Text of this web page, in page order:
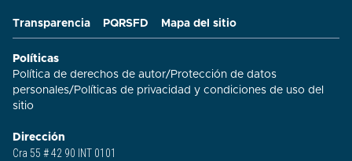
Transparencia PQRSFD Mapa del sitio
Políticas
Política de derechos de autor/Protección de datos
personales/Políticas de privacidad y condiciones de uso del
sitio​
Dirección
Cra 55 # 42 90 INT 0101